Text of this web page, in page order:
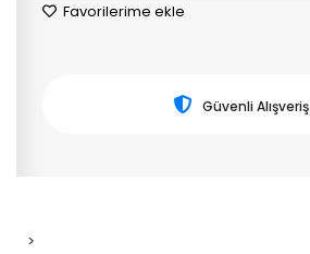
Favorilerime ekle
Güvenli Alışveriş
>